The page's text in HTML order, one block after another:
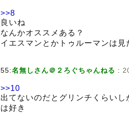
>>8
良いね
なんかオススメある？
イエスマンとかトゥルーマンは見
55:名無しさん＠２ろぐちゃんねる :
>>10
出てないのだとグリンチくらい
は好き